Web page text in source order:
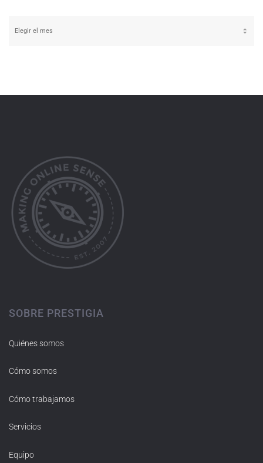
SOBRE PRESTIGIA
Quiénes somos
Cómo somos
Cómo trabajamos
Servicios
Equipo